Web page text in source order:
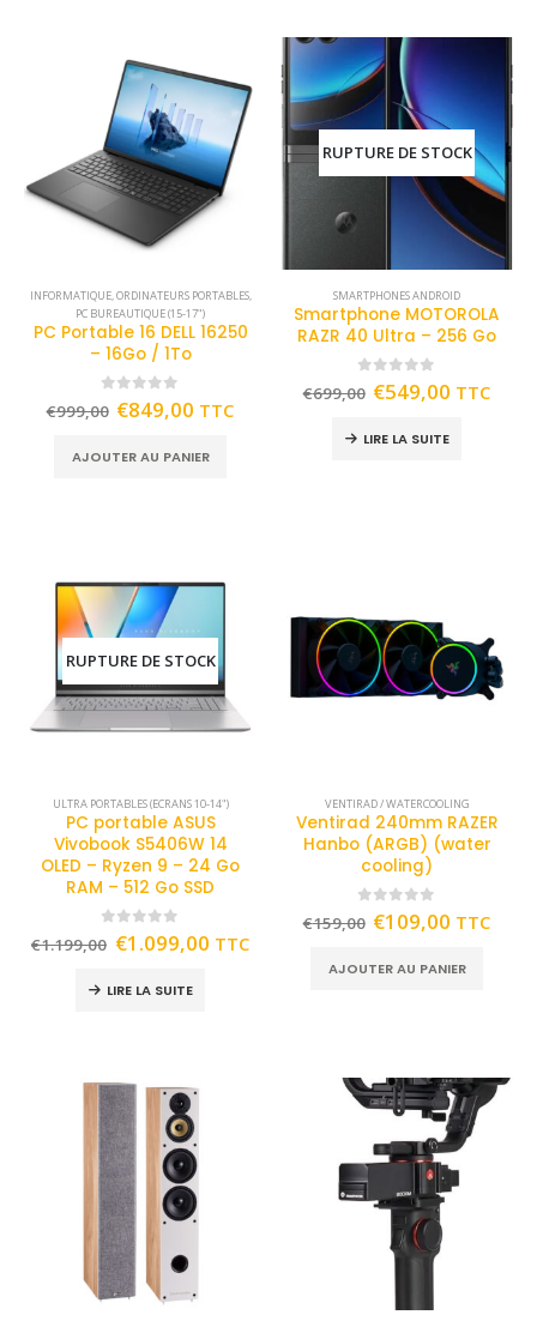
INFORMATIQUE,ORDINATEURS PORTABLES,
PC BUREAUTIQUE (15-17")
PC Portable 16 DELL 16250
– 16Go / 1To
out of 5
€999,00 €849,00 TTC
AJOUTER AU PANIER
RUPTURE DE STOCK
SMARTPHONES ANDROID
Smartphone MOTOROLA
RAZR 40 Ultra – 256 Go
out of 5
€699,00 €549,00 TTC
LIRE LA SUITE
RUPTURE DE STOCK
ULTRA PORTABLES (ECRANS 10-14")
PC portable ASUS
Vivobook S5406W 14
OLED – Ryzen 9 – 24 Go
RAM – 512 Go SSD
out of 5
€1.199,00 €1.099,00 TTC
LIRE LA SUITE
VENTIRAD / WATERCOOLING
Ventirad 240mm RAZER
Hanbo (ARGB) (water
cooling)
out of 5
€159,00 €109,00 TTC
AJOUTER AU PANIER